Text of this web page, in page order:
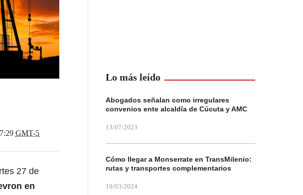
GMT-5
27 de
en
Lo más leído
Abogados señalan como irregulares
convenios ente alcaldía de Cúcuta y AMC
13/07/2023
Cómo llegar a Monserrate en TransMilenio:
rutas y transportes complementarios
19/03/2024